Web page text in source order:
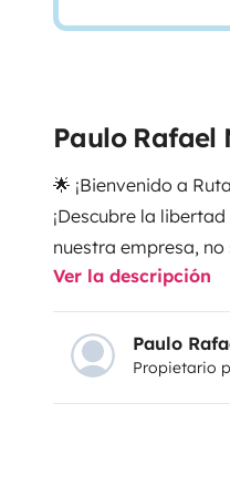
Paulo Rafael
🌟 ¡Bienvenido a
¡Descubre la
nuestra empresa,
experiencia única de
🚐 Nuestras
máximo confort
necesario para
habitáculo,Smart
Ver la descripción
Paulo
Propietario